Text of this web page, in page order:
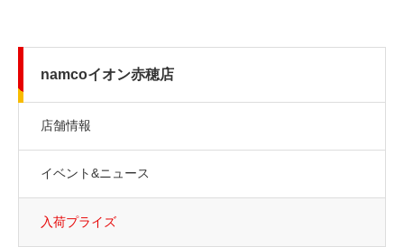
namcoイオン赤穂店
店舗情報
イベント&ニュース
入荷プライズ